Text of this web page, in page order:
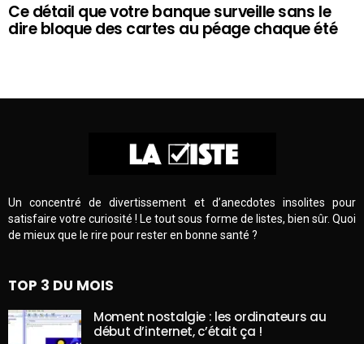
Ce détail que votre banque surveille sans le
dire bloque des cartes au péage chaque été
Un concentré de divertissement et d’anecdotes insolites pour
satisfaire votre curiosité ! Le tout sous forme de listes, bien sûr. Quoi
de mieux que le rire pour rester en bonne santé ?
TOP 3 DU MOIS
Moment nostalgie : les ordinateurs au
début d’internet, c’était ça !